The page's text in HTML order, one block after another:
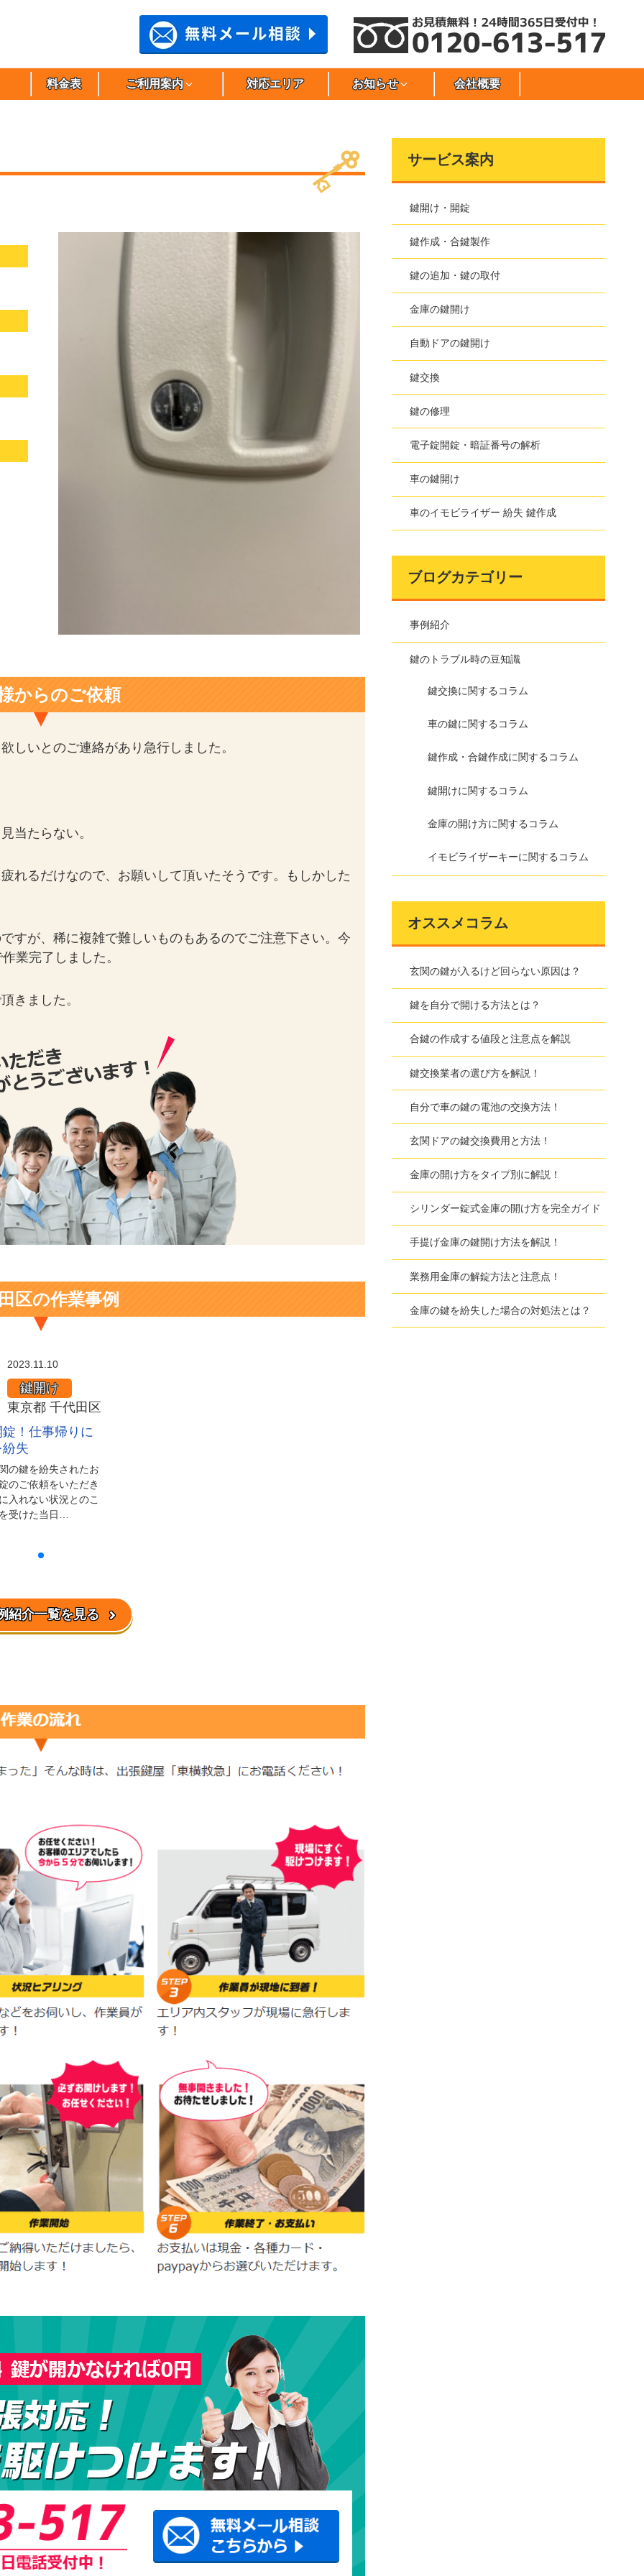
料金表 ご利用案内 対応エリア お知らせ 会社概要
からのご依頼
しいとのご連絡があり急行しました。
当たらない。
れるだけなので、お願いして頂いたそうです。もしかした
すが、稀に複雑で難しいものもあるのでご注意下さい。今
業完了しました。
きました。
区の作業事例
2023.11.10
鍵開け
東京都 千代田区
！仕事帰りに
失
の鍵を紛失されたお
のご依頼をいただき
入れない状況とのこ
受けた当日…
紹介一覧を見る
サービス案内
鍵開け・開錠
鍵作成・合鍵製作
鍵の追加・鍵の取付
金庫の鍵開け
自動ドアの鍵開け
鍵交換
鍵の修理
電子錠開錠・暗証番号の解析
車の鍵開け
車のイモビライザー 紛失 鍵作成
ブログカテゴリー
事例紹介
鍵のトラブル時の豆知識
鍵交換に関するコラム
車の鍵に関するコラム
鍵作成・合鍵作成に関するコラム
鍵開けに関するコラム
金庫の開け方に関するコラム
イモビライザーキーに関するコラム
オススメコラム
玄関の鍵が入るけど回らない原因は？
鍵を自分で開ける方法とは？
合鍵の作成する値段と注意点を解説
鍵交換業者の選び方を解説！
自分で車の鍵の電池の交換方法！
玄関ドアの鍵交換費用と方法！
金庫の開け方をタイプ別に解説！
シリンダー錠式金庫の開け方を完全ガイド
手提げ金庫の鍵開け方法を解説！
業務用金庫の解錠方法と注意点！
金庫の鍵を紛失した場合の対処法とは？